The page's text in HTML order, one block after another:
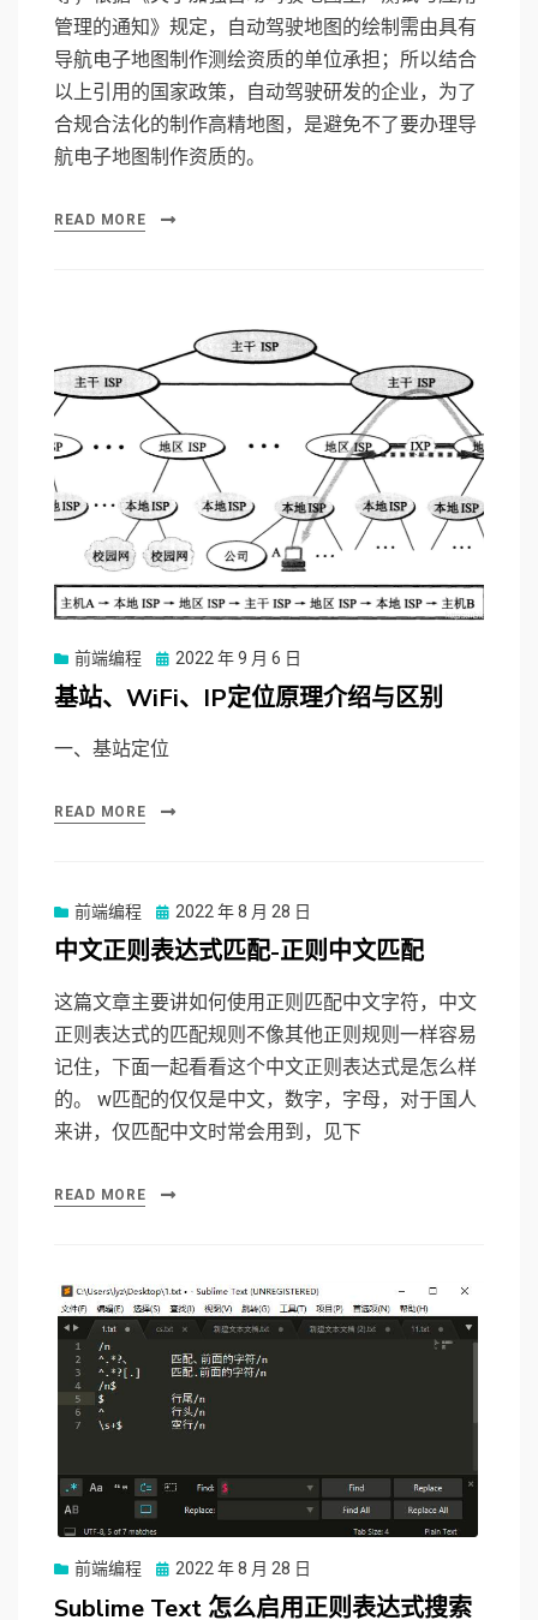
管理的通知》规定，自动驾驶地图的绘制需由具有
导航电子地图制作测绘资质的单位承担；所以结合
以上引用的国家政策，自动驾驶研发的企业，为了
合规合法化的制作高精地图，是避免不了要办理导
航电子地图制作资质的。
READ MORE
前端编程
Posted
on
2022 年 9 月 6 日
基站、WiFi、IP定位原理介绍与区别
一、基站定位
READ MORE
前端编程
Posted
on
2022 年 8 月 28 日
中文正则表达式匹配-正则中文匹配
这篇文章主要讲如何使用正则匹配中文字符，中文
正则表达式的匹配规则不像其他正则规则一样容易
记住，下面一起看看这个中文正则表达式是怎么样
的。 w匹配的仅仅是中文，数字，字母，对于国人
来讲，仅匹配中文时常会用到，见下
READ MORE
前端编程
Posted
2022 年 8 月 28 日
Sublime Text 怎么启用正则表达式搜索